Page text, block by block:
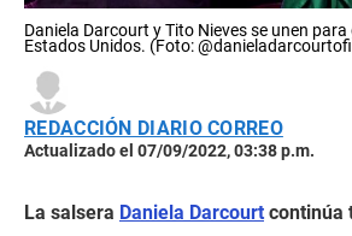
Daniela Darcourt y Tito Nieves se unen
Estados Unidos. (Foto:
REDACCIÓN DIARIO CORREO
Actualizado el 07/09/2022, 03:38 p.m.
La salsera Daniela Darcourt continúa